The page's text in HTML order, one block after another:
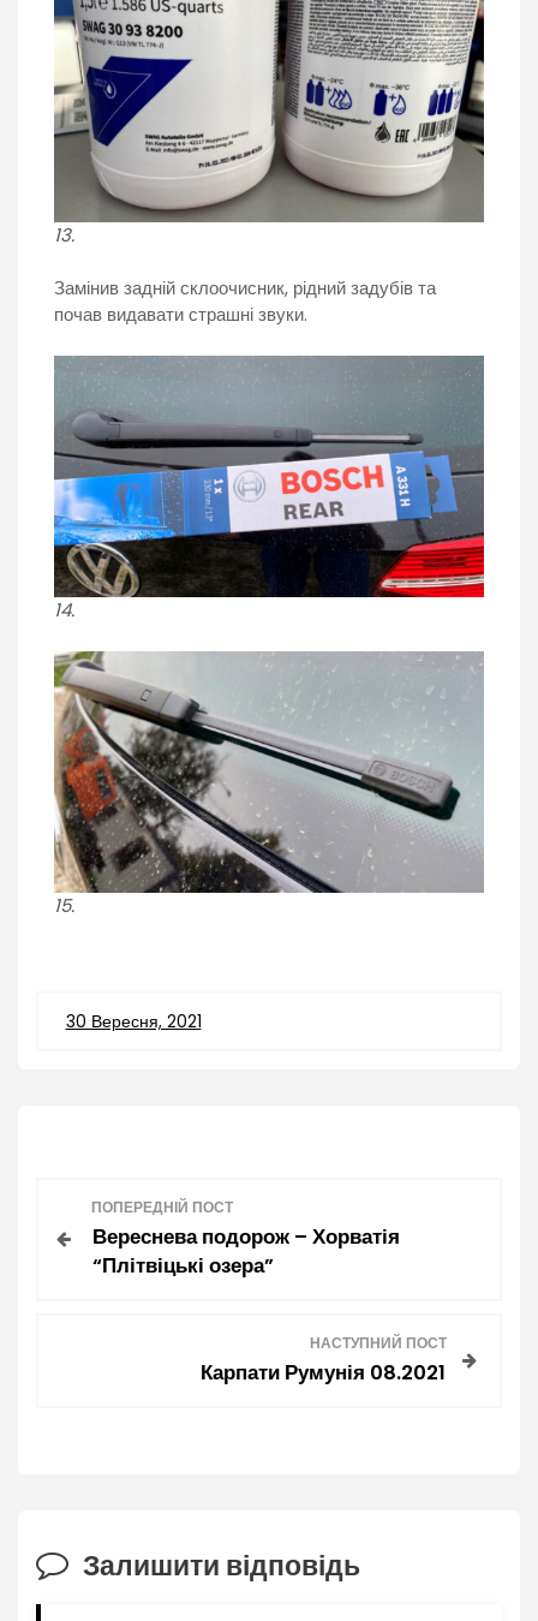
13.
Замінив задній склоочисник, рідний задубів та
почав видавати страшні звуки.
14.
15.
30 Вересня, 2021
і
ПОПЕРЕДНІЙ ПОСТ
Вереснева подорож – Хорватія
“Плітвіцькі озера”
НАСТУПНИЙ ПОСТ
Карпати Румунія 08.2021
Залишити відповідь